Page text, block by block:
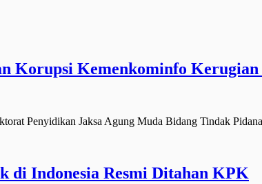
Korupsi Kemenkominfo
Penyidikan Jaksa Agung Muda Bidang Tindak
di Indonesia Resmi Ditahan KPK